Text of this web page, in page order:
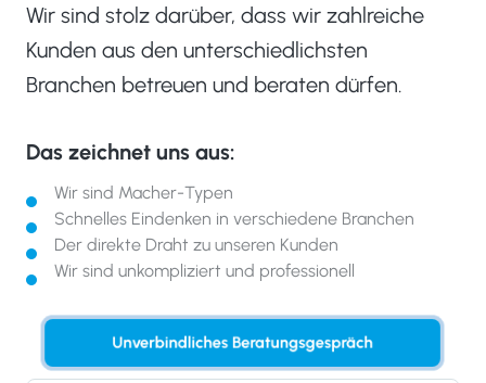
Wir sind stolz darüber, dass wir zahlreiche
Kunden aus den unterschiedlichsten
Branchen betreuen und beraten dürfen.
Das zeichnet uns aus:
Wir sind Macher-Typen
Schnelles Eindenken in verschiedene Branchen
Der direkte Draht zu unseren Kunden
Wir sind unkompliziert und professionell
Unverbindliches Beratungsgespräch